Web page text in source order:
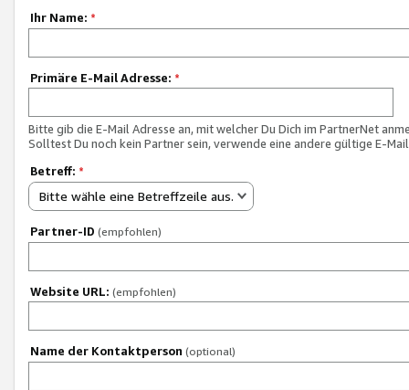
Ihr Name: *
Primäre E-Mail Adresse: *
Bitte gib die E-Mail Adresse an, mit welcher Du Dich im PartnerNet
Solltest Du noch kein Partner sein, verwende eine andere gültige E-
Betreff: *
Bitte wähle eine Betreffzeile aus.
Partner-ID (empfohlen)
Website URL: (empfohlen)
Name der Kontaktperson (optional)